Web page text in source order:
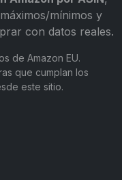
mínimos y
con datos reales.
de Amazon EU.
que cumplan los
este sitio.